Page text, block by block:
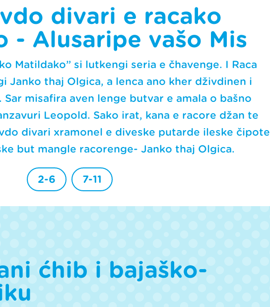
divari e racako
- Alusaripe vašo Mis
Matildako” si lutkengi seria e čhavenge. I Raca
Janko thaj Olgica, a lenca ano kher dživdinen i
misafira aven lenge butvar e amala o bašno
Leopold. Sako irat, kana e racore džan te
divari xramonel e diveske putarde ileske čipote
but mangle racorenge- Janko thaj Olgica.
2-6 7-11
ćhib i bajaško-